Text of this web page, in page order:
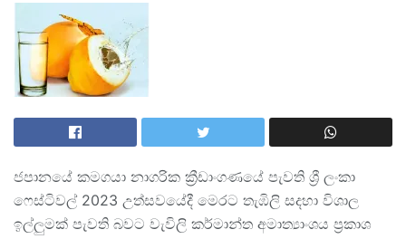
ජපානයේ කමගයා නාගරික ක්‍රීඩාංගණයේ පැවති ශ්‍රී ලංකා
ෆෙස්ටිවල් 2023 උත්සවයේදී මෙරට තැඹිලි සදහා විශාල
ඉල්ලුමක් පැවති බවට වැවිලි කර්මාන්ත අමාත්‍යාංශය ප්‍රකාශ